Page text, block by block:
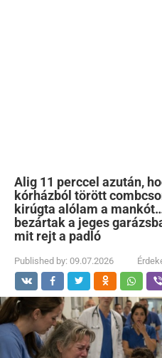
Alig 11 perccel azután,
kórházból törött
kirúgta alólam a
bezártak a jeges
mit rejt a padló
Published by: 09.07.2026